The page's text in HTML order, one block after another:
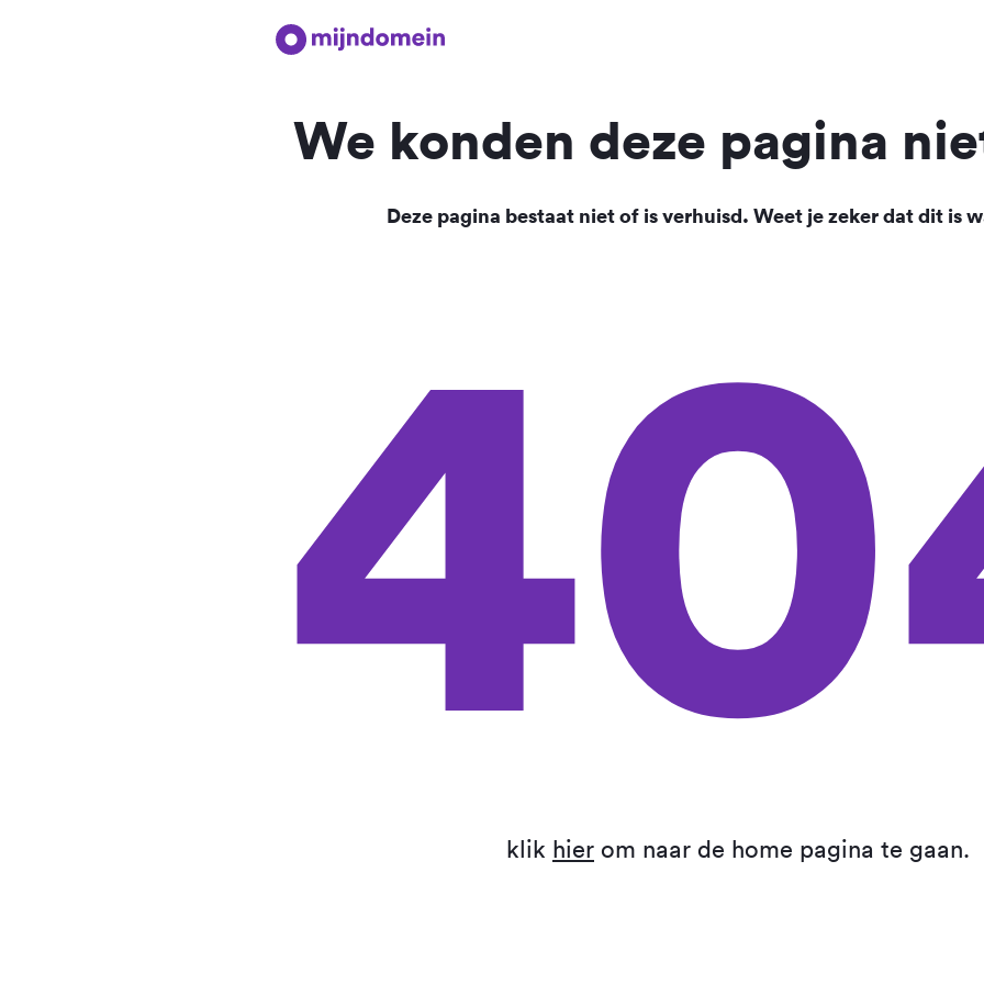
We konden deze pagina
Deze pagina bestaat niet of is verhuisd. Weet je zeker dat dit is
klik hier om naar de home pagina te gaan.